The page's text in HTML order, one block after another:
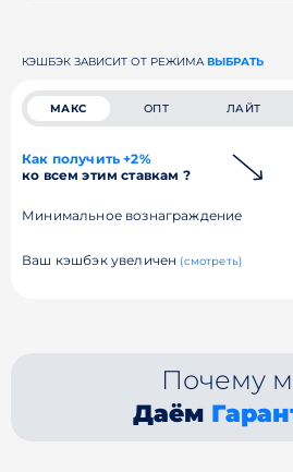
КЭШБЭК ЗАВИСИТ ОТ РЕЖИМА ВЫБРАТЬ
МАКС ОПТ ЛАЙТ
Как получить +2%
ко всем этим ставкам ?
Минимальное вознаграждение
Ваш кэшбэк увеличен (смотреть)
Почему
Даём